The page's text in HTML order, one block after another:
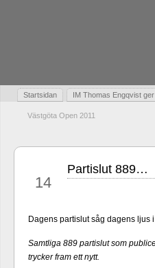
Startsidan IM Thomas Engqvist
Västgöta Open 2011
14
Partislut 889…
Dagens partislut såg dagens
Samtliga 889 partislut som
trycker fram ett nytt.